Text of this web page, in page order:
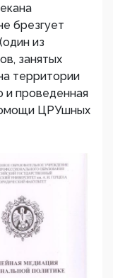
брезгует
из
занятых
территории
и проведенная
ЦРУшных